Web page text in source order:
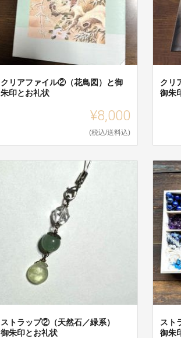
クリアファイル②（花鳥図）と御
朱印とお礼状
¥8,000
(税込/送料込)
クリ
御朱
ストラップ②（天然石／緑系）
御朱印とお礼状
スト
御朱